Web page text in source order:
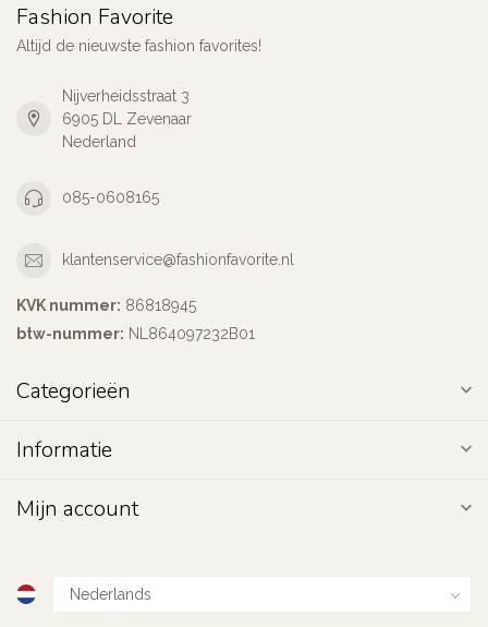
Fashion Favorite
Altijd de nieuwste fashion favorites!
Nijverheidsstraat 3
6905 DL Zevenaar
Nederland
085-0608165
klantenservice@fashionfavorite.nl
KVK nummer: 86818945
btw-nummer: NL864097232B01
Categorieën
Informatie
Mijn account